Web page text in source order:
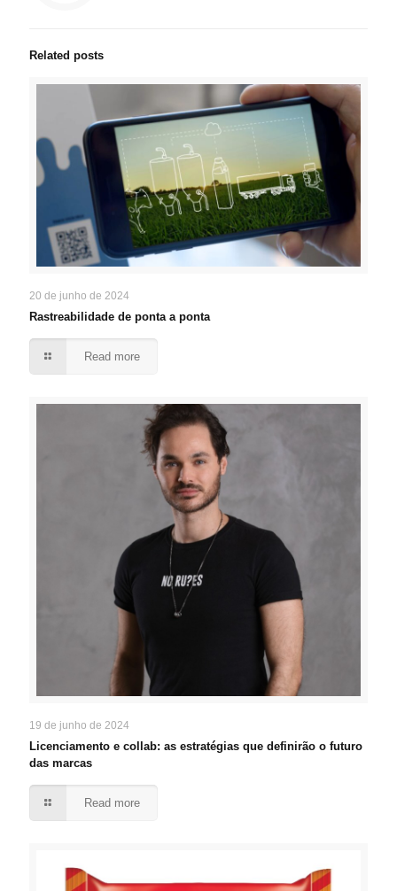
Related posts
20 de junho de 2024
Rastreabilidade de ponta a ponta
Read more
19 de junho de 2024
Licenciamento e collab: as estratégias que definirão o futuro
das marcas
Read more